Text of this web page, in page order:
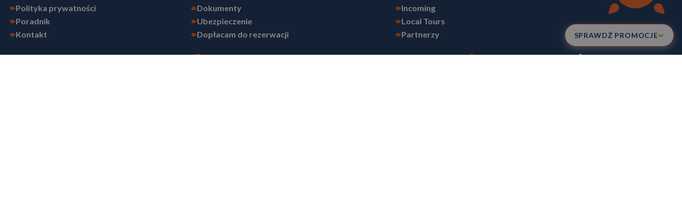
SPRAWDŹ PROMOCJE
Polityka prywatności
Poradnik
Kontakt
Dokumenty
Ubezpieczenie
Dopłacam do rezerwacji
Incoming
Local Tours
Partnerzy